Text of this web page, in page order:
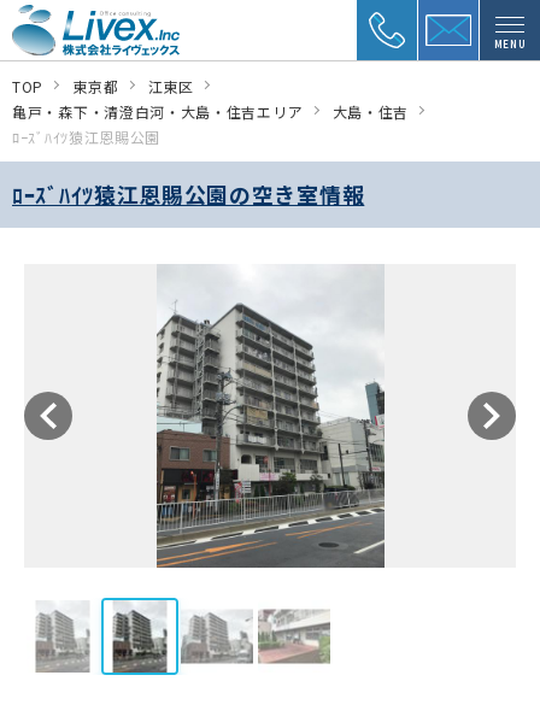
MENU
TOP 東京都
江東区
亀戸・森下・清澄白河・大島・住吉エリア
大島・住吉
ﾛｰｽﾞﾊｲﾂ猿江恩賜公園
ﾛｰｽﾞﾊｲﾂ猿江恩賜公園の空き室情報